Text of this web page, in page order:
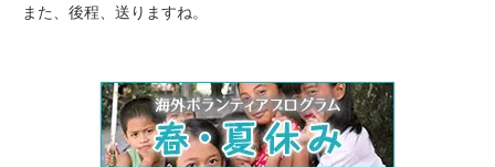
ネパール
ベトナム
また、後程、送りますね。